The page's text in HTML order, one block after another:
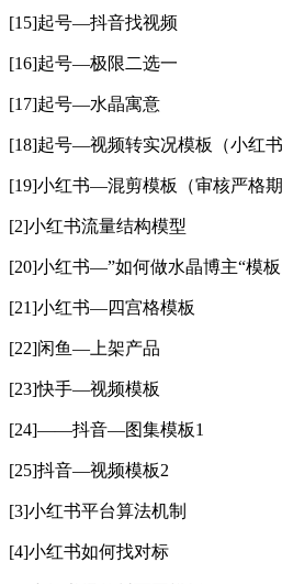
[15]起号—抖音找视频
[16]起号—极限二选一
[17]起号—水晶寓意
[18]起号—视频转实况模板（小红书
[19]小红书—混剪模板（审核严格期
[2]小红书流量结构模型
[20]小红书—”如何做水晶博主“模板
[21]小红书—四宫格模板
[22]闲鱼—上架产品
[23]快手—视频模板
[24]——抖音—图集模板1
[25]抖音—视频模板2
[3]小红书平台算法机制
[4]小红书如何找对标